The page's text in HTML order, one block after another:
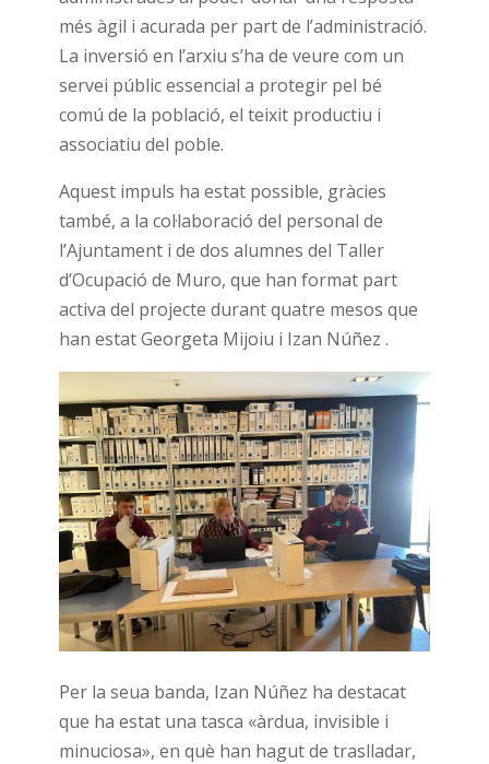
més àgil i acurada per part de l’administració.
La inversió en l’arxiu s’ha de veure com un
servei públic essencial a protegir pel bé
comú de la població, el teixit productiu i
associatiu del poble.
Aquest impuls ha estat possible, gràcies
també, a la col·laboració del personal de
l’Ajuntament i de dos alumnes del Taller
d’Ocupació de Muro, que han format part
activa del projecte durant quatre mesos que
han estat Georgeta Mijoiu i Izan Núñez .
Per la seua banda, Izan Núñez ha destacat
que ha estat una tasca «àrdua, invisible i
minuciosa», en què han hagut de traslladar,